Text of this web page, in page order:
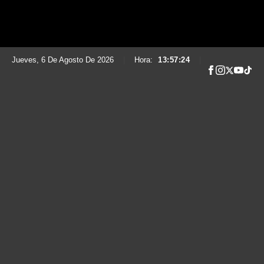
Jueves, 6 De Agosto De 2026 Hora: 13:57:25